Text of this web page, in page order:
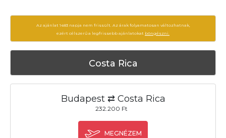
Az ajánlat 1483 napja nem frissült. Az árak folyamatosan változhatnak,
ezért célszerű a legfrissebb ajánlatokat böngészni.
Costa Rica
Budapest ⇄ Costa Rica
232.200 Ft
MEGNÉZEM